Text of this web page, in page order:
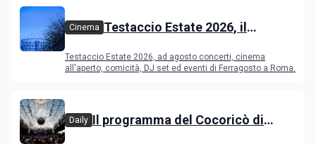
Cinema Testaccio Estate 2026, il
Ferragosto
Testaccio Estate 2026, ad agosto concerti, cinema
all'aperto, comicità, DJ set ed eventi di Ferragosto a Roma.
Daily Il programma del Cocoricò di